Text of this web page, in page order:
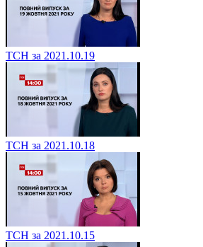
ТСН за 2021.10.19
ТСН за 2021.10.18
ТСН за 2021.10.15